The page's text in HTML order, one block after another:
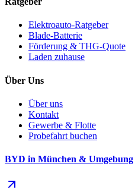
Elektroauto-Ratgeber
Blade-Batterie
Förderung & THG-Quote
Laden zuhause
Über Uns
Über uns
Kontakt
Gewerbe & Flotte
Probefahrt buchen
BYD in München & Umgebung